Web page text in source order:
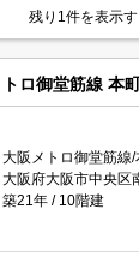
残り1件を表示す
ロ御堂筋線 本
大阪メトロ御堂筋線
大阪府大阪市中央区
築21年
10階建